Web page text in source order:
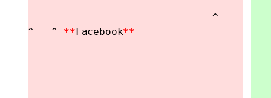
^
^
^ ** Facebook**